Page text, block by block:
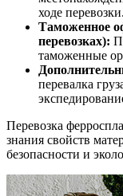
ходе перевозки.
Таможенное
перевозках):
таможенные
перевалка
Перевозка
знания свойств
безопасности и